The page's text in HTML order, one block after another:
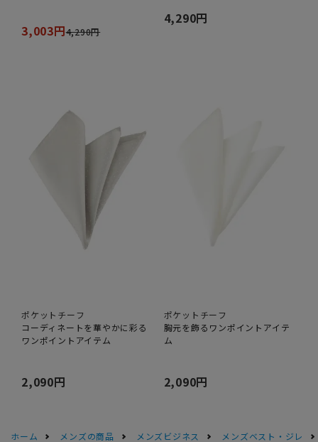
3,003円4,290円
4,290円
ポケットチーフ
コーディネートを華やかに彩る
ワンポイントアイテム
2,090円
ポケットチーフ
胸元を飾るワンポイントアイテ
ム
2,090円
ホーム メンズの商品 メンズビジネス メンズベスト・ジレ